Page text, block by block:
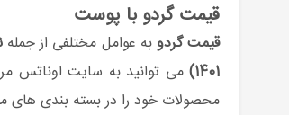
قیمت گردو با پوست
قیمت گردوبه عوامل مختلفی از جمله
1401) می توانید به سایت اوناتس
محصولات خود را در بسته بندی های